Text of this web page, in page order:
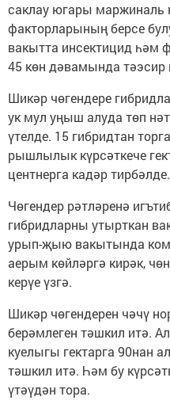
сак­лау югары мар­жиналь
факторла­рының берсе
вакытта инсектицид һәм
45 көн дәвамында
Шикәр чөгендере
ук мул уңыш алуда төп
үтелде. 15 гибридтан
рышлылык күрсәткече
центнерга кадәр тирбәлде.
Чөгендер рәтләренә
гибридларны утырткан
урып-җыю вакытында
аерым көйләргә кирәк,
керүе үзгә.
Шикәр чөгендерен чәчү
берәмлеген тәшкил итә.
куелыгы гектарга 90нан
тәшкил итә. Һәм бу
үтәүдән тора.